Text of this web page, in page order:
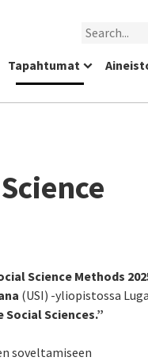
Search
Tapahtumat
Science Methods
(USI) -yliopistossa
Sciences.”
soveltamiseen